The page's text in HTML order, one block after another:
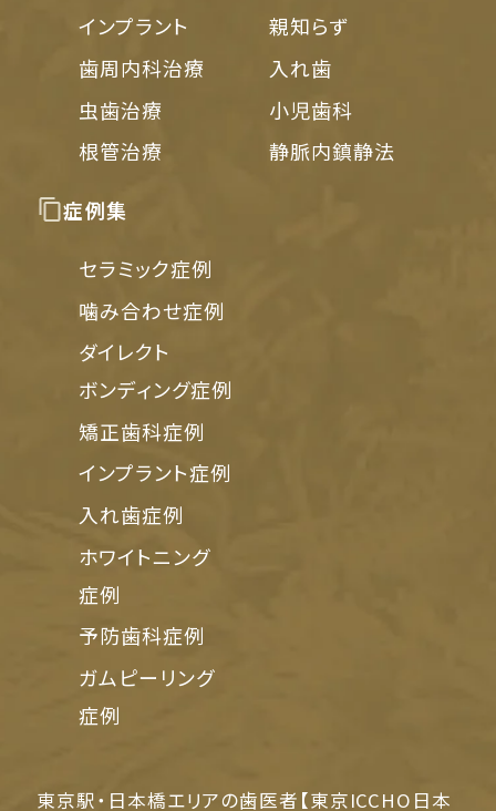
インプラント
歯周内科治療
虫歯治療
根管治療
親知らず
入れ歯
小児歯科
静脈内鎮静法
症例集
セラミック症例
噛み合わせ症例
ダイレクト
ボンディング症例
矯正歯科症例
インプラント症例
入れ歯症例
ホワイトニング
症例
予防歯科症例
ガムピーリング
症例
東京駅・日本橋エリアの歯医者【東京ICCHO日本